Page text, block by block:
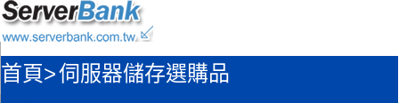
首頁>伺服器儲存選購品